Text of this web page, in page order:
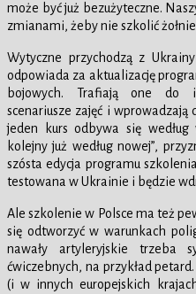
może być już bezużyteczne.
zmianami, żeby nie szkolić
Wytyczne przychodzą z
odpowiada za aktualizację
bojowych. Trafiają one do
scenariusze zajęć i
jeden kurs odbywa się według
kolejny już według nowej”,
szósta edycja programu
testowana w Ukrainie i będzie
Ale szkolenie w Polsce ma też
się odtworzyć w warunkach
nawały artyleryjskie trzeba
ćwiczebnych, na przykład
(i w innych europejskich